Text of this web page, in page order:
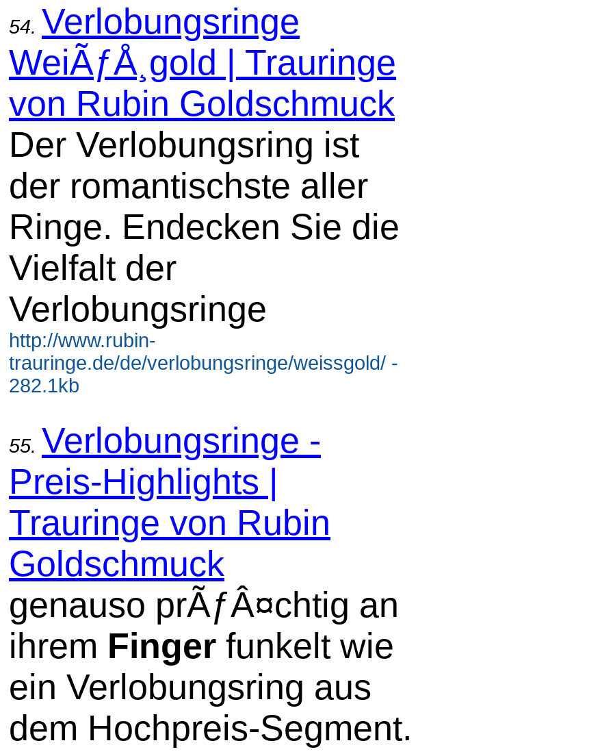
54. Verlobungsringe
WeiÃƒÅ¸gold | Trauringe
von Rubin Goldschmuck
Der Verlobungsring ist
der romantischste aller
Ringe. Endecken Sie die
Vielfalt der
Verlobungsringe
http://www.rubin-
trauringe.de/de/verlobungsringe/weissgold/ -
282.1kb
55. Verlobungsringe -
Preis-Highlights |
Trauringe von Rubin
Goldschmuck
genauso prÃƒÂ¤chtig an
ihrem Finger funkelt wie
ein Verlobungsring aus
dem Hochpreis-Segment.